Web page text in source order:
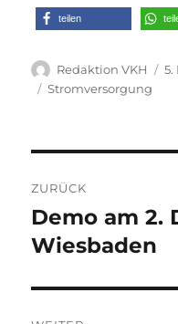
teilen
Autor
Redaktion VKH 5.
Schlagwörter
Stromversorgung
ZURÜCK
Vorheriger
Beitrag:
Demo am 2.
Wiesbaden